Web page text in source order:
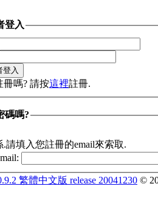
登入
冊嗎? 請按這裡註冊.
碼嗎?
.請填入您註冊的email來索取.
繁體中文版 release 20041230 ©